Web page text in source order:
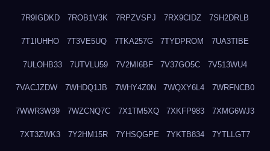
7R9IGDKD 7ROB1V3K 7RPZVSPJ 7RX9CIDZ 7SH2DRLB
7T1IUHHO 7T3VE5UQ 7TKA257G 7TYDPROM 7UA3TIBE
7ULOHB33 7UTVLU59 7V2MI6BF 7V37GO5C 7V513WU4
7VACJZDW 7WHDQ1JB 7WHY4Z0N 7WQXY6L4 7WRFNCB0
7WWR3W39 7WZCNQ7C 7X1TM5XQ 7XKFP983 7XMG6WJ3
7XT3ZWK3 7Y2HM15R 7YHSQGPE 7YKTB834 7YTLLGT7